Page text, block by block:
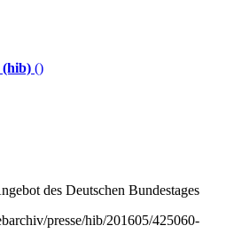
(hib) ()
des Deutschen Bundestages
presse/hib/201605/425060-